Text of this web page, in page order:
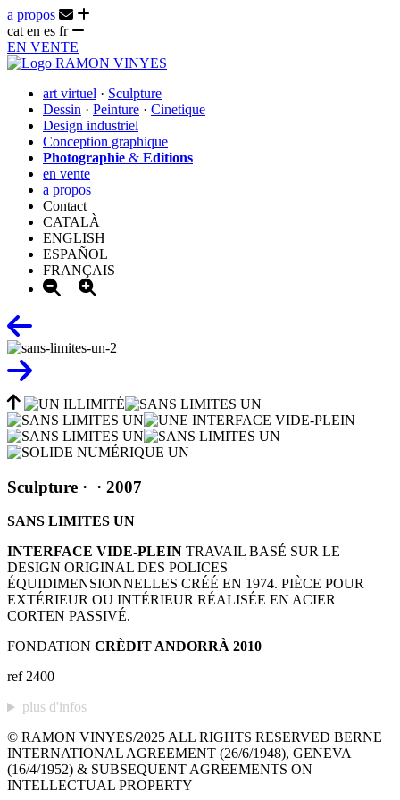
a propos
cat en es fr
EN VENTE
art virtuel · Sculpture
Dessin · Peinture · Cinetique
Design industriel
Conception graphique
Photographie & Editions
en vente
a propos
Contact
CATALÀ
ENGLISH
ESPAÑOL
FRANÇAIS
Sculpture · · 2007
SANS LIMITES UN
INTERFACE VIDE-PLEIN TRAVAIL BASÉ SUR LE
DESIGN ORIGINAL DES POLICES
ÉQUIDIMENSIONNELLES CRÉÉ EN 1974. PIÈCE POUR
EXTÉRIEUR OU INTÉRIEUR RÉALISÉE EN ACIER
CORTEN PASSIVÉ.
FONDATION CRÈDIT ANDORRÀ 2010
ref 2400
plus d'infos
© RAMON VINYES/2025 ALL RIGHTS RESERVED BERNE
INTERNATIONAL AGREEMENT (26/6/1948), GENEVA
(16/4/1952) & SUBSEQUENT AGREEMENTS ON
INTELLECTUAL PROPERTY